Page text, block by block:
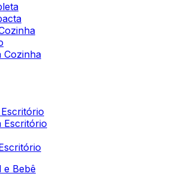
Cozinha
Escritório
e Bebê